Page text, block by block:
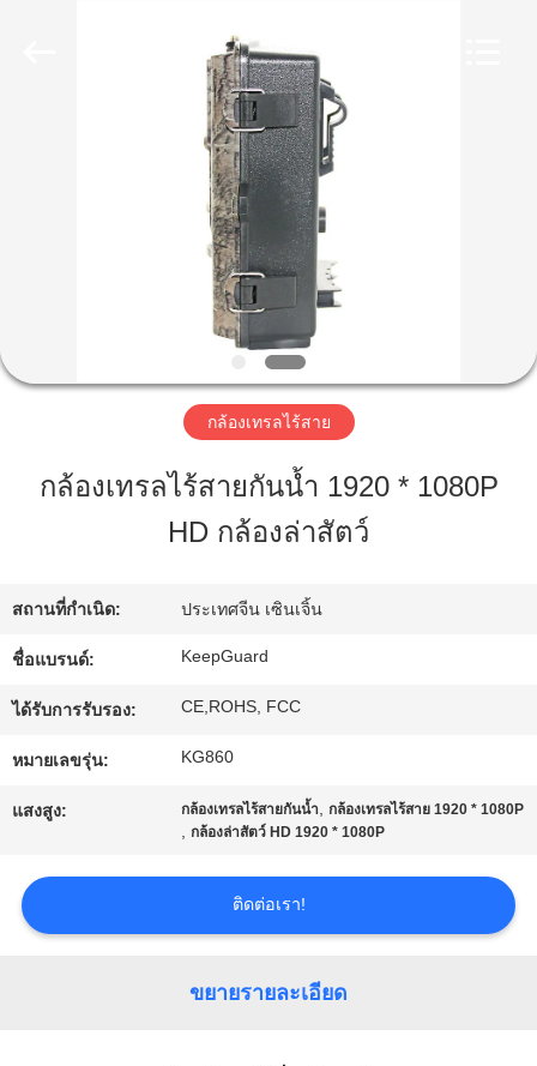
ทัวร์
โรงงาน
การ
ควบคุม
กล้องเทรลไร้สาย
กล้องเทรลไร้สายกันน้ำ 1920 * 1080P
HD กล้องล่าสัตว์
สถานที่กำเนิด: ประเทศจีน เซินเจิ้น
ชื่อแบรนด์: KeepGuard
ได้รับการรับรอง: CE,ROHS, FCC
หมายเลขรุ่น: KG860
แสงสูง: กล้องเทรลไร้สายกันน้ำ, กล้องเทรลไร้สาย 1920 * 1080P
, กล้องล่าสัตว์ HD 1920 * 1080P
ติดต่อเรา!
ขยายรายละเอียด